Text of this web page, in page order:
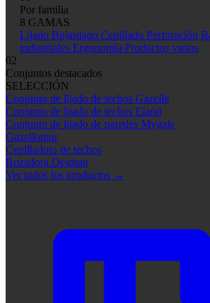
Por familia
8 GAMAS
Lijado Bujardado Cepillado Perforación
industriales Ergonomía Productos varios
02
Conjuntos destacados
SELECCIÓN
Conjunto de lijado de techos Gazelle
Conjunto de lijado de techos Eland
Conjunto de lijado de paredes Mygale
Gazellomur
Cepilladora de techos
Rozadora Desman
Ver todos los productos →